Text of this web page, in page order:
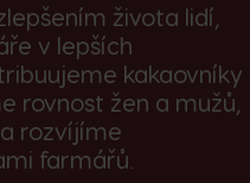
života lidí,
v lepších
kakaovníky
rovnost žen a mužů,
rozvíjíme
farmářů.